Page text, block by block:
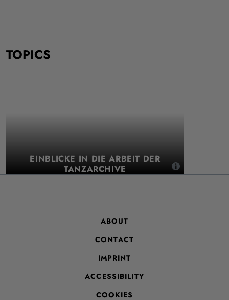
TOPICS
,
EINBLICKE IN DIE ARBEIT DER
TANZARCHIVE
ABOUT
CONTACT
IMPRINT
ACCESSIBILITY
COOKIES